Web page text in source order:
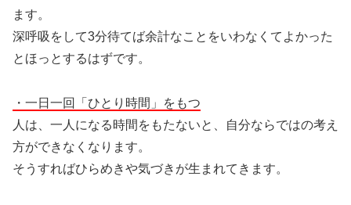
ます。
深呼吸をして3分待てば余計なことをいわなくてよかった
とほっとするはずです。
・一日一回「ひとり時間」をもつ
人は、一人になる時間をもたないと、自分ならではの考え
方ができなくなります。
そうすればひらめきや気づきが生まれてきます。